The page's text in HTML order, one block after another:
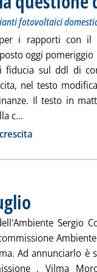
fotovoltaici
i rapporti con il
oggi
fiducia sul ddl di
nel testo
Il testo in
c... Leggi tutta la
Sergio
Ad annunciarlo è
, Vilma